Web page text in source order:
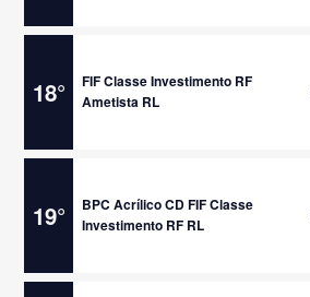
18°
FIF Classe Investimento RF
Ametista RL
19°
BPC Acrílico CD FIF Classe
Investimento RF RL